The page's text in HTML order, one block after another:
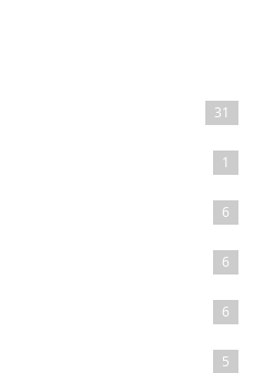
31
1
6
6
6
5